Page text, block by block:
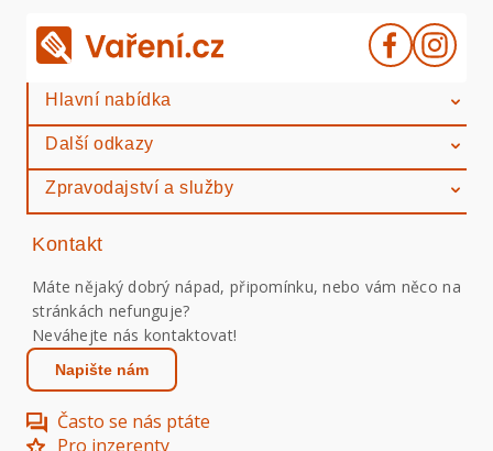
Hlavní nabídka
Další odkazy
Zpravodajství a služby
Kontakt
Máte nějaký dobrý nápad, připomínku, nebo vám něco na
stránkách nefunguje?
Neváhejte nás kontaktovat!
Napište nám
Často se nás ptáte
Pro inzerenty